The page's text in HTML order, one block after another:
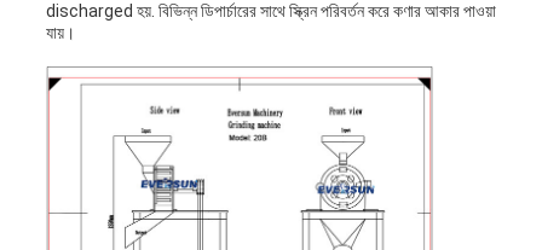
discharged হয়. বিভিন্ন ডিপার্চারের সাথে স্ক্রিন পরিবর্তন করে কণার আকার পাওয়া
যায়।